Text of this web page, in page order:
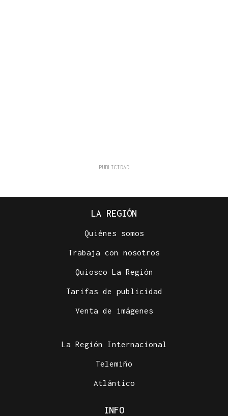
LA REGIÓN
Quiénes somos
Trabaja con nosotros
Quiosco La Región
Tarifas de publicidad
Venta de imágenes
La Región Internacional
Telemiño
Atlántico
INFO